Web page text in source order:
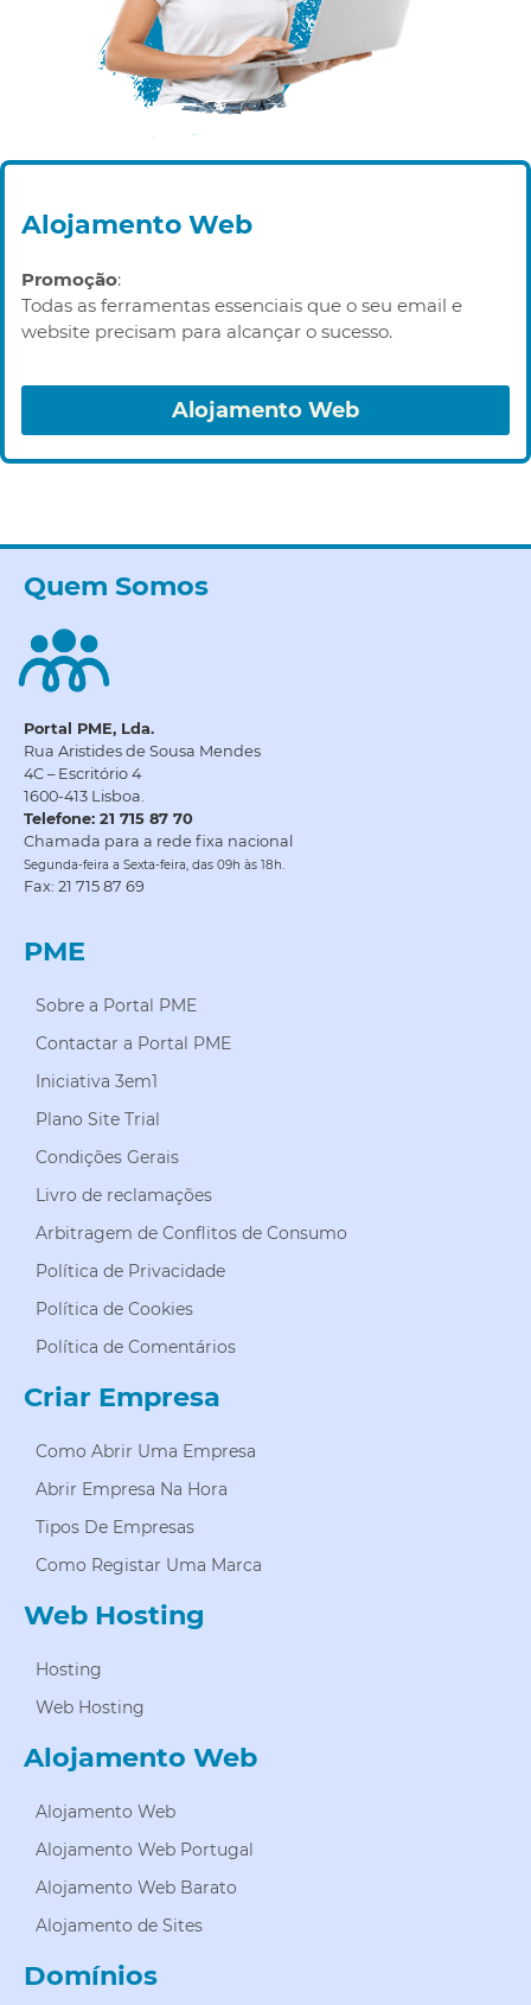
Alojamento Web
Promoção:
Todas as ferramentas essenciais que o seu email e
website precisam para alcançar o sucesso.
Alojamento Web
Quem Somos
Portal PME, Lda.
Rua Aristides de Sousa Mendes
4C – Escritório 4
1600-413 Lisboa.
Telefone: 21 715 87 70
Chamada para a rede fixa nacional
Segunda-feira a Sexta-feira, das 09h às 18h.
Fax: 21 715 87 69
PME
Sobre a Portal PME
Contactar a Portal PME
Iniciativa 3em1
Plano Site Trial
Condições Gerais
Livro de reclamações
Arbitragem de Conflitos de Consumo
Política de Privacidade
Política de Cookies
Política de Comentários
Criar Empresa
Como Abrir Uma Empresa
Abrir Empresa Na Hora
Tipos De Empresas
Como Registar Uma Marca
Web Hosting
Hosting
Web Hosting
Alojamento Web
Alojamento Web
Alojamento Web Portugal
Alojamento Web Barato
Alojamento de Sites
Domínios